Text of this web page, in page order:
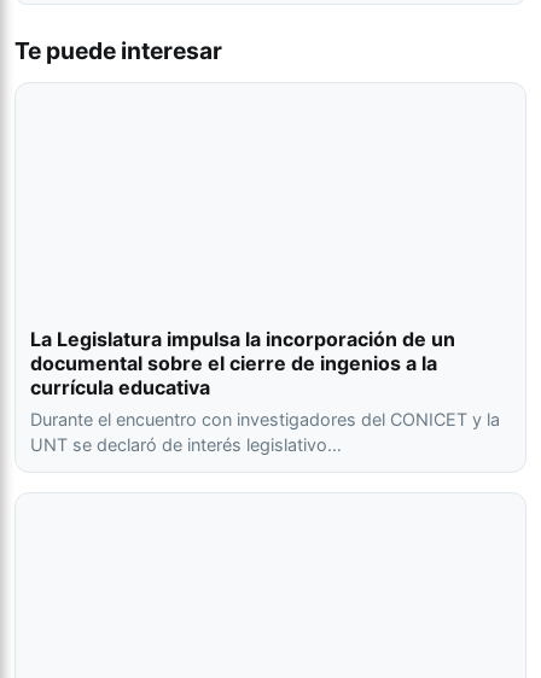
Te puede interesar
La Legislatura impulsa la incorporación de un
documental sobre el cierre de ingenios a la
currícula educativa
Durante el encuentro con investigadores del CONICET y la
UNT se declaró de interés legislativo…